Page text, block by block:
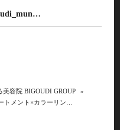
容院 BIGOUDI GROUP
»
トメント×カラーリン…